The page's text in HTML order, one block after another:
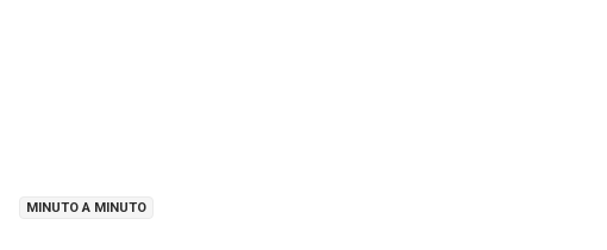
MINUTO A MINUTO